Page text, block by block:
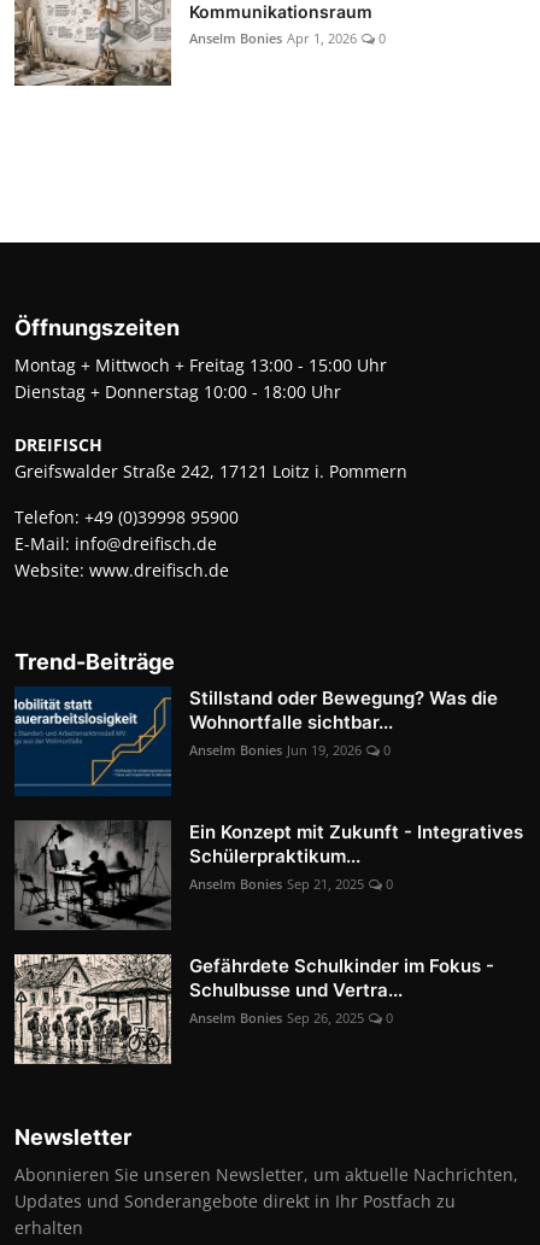
Kommunikationsraum
Anselm Bonies Apr 1, 2026 0
Öffnungszeiten
Montag + Mittwoch + Freitag 13:00 - 15:00 Uhr
Dienstag + Donnerstag 10:00 - 18:00 Uhr
DREIFISCH
Greifswalder Straße 242, 17121 Loitz i. Pommern
Telefon: +49 (0)39998 95900
E-Mail: info@dreifisch.de
Website: www.dreifisch.de
Trend-Beiträge
Stillstand oder Bewegung? Was die
Wohnortfalle sichtbar...
Anselm Bonies Jun 19, 2026 0
Ein Konzept mit Zukunft - Integratives
Schülerpraktikum...
Anselm Bonies Sep 21, 2025 0
Gefährdete Schulkinder im Fokus -
Schulbusse und Vertra...
Anselm Bonies Sep 26, 2025 0
Newsletter
Abonnieren Sie unseren Newsletter, um aktuelle Nachrichten,
Updates und Sonderangebote direkt in Ihr Postfach zu
erhalten